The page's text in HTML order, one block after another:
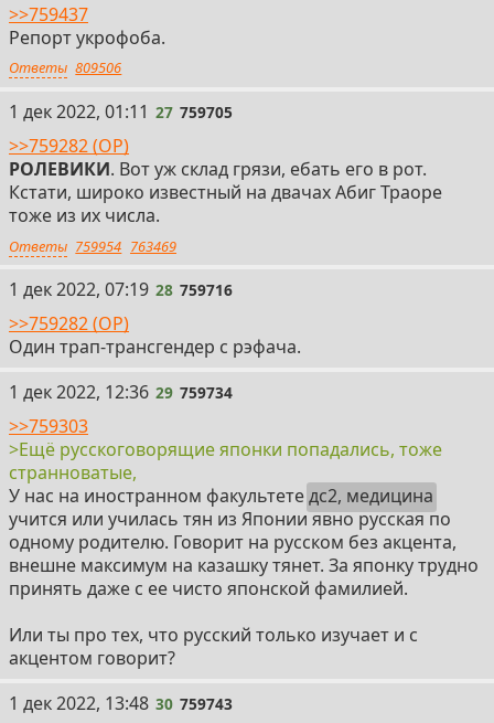
>>759437
Репорт укрофоба.
Ответы 809506
27
1 дек 2022, 01:11 27 759705
>>759282 (OP)
РОЛЕВИКИ. Вот уж склад грязи, ебать его в рот.
Кстати, широко известный на двачах Абиг Траоре
тоже из их числа.
Ответы 759954 763469
28
1 дек 2022, 07:19 28 759716
>>759282 (OP)
Один трап-трансгендер с рэфача.
29
1 дек 2022, 12:36 29 759734
>>759303
>Ещё русскоговорящие японки попадались, тоже
странноватые,
У нас на иностранном факультетедс2, медицина
учится или училась тян из Японии явно русская по
одному родителю. Говорит на русском без акцента,
внешне максимум на казашку тянет. За японку трудно
принять даже с ее чисто японской фамилией.
Или ты про тех, что русский только изучает и с
акцентом говорит?
30
1 дек 2022, 13:48 30 759743